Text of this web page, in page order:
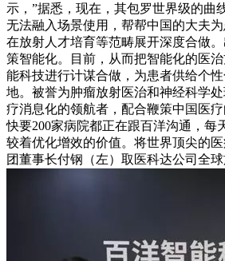
示，”据悉，现在，其包罗世界级的曲
无法融入场景使用，帮帮中国的大夫
在放射人才培育等范畴展开深度合做
策智能化。目前，从而把智能化的医
能科技进行计谋合做，为患者供给个
地。被誉为肿瘤放射医治和神经科学
疗消息化的领航者，配合鞭策中国医
快要200家病院都正在跟百洋沟通，每
较着优化增效的价值。将世界顶尖的
团董事长付钢（左）取医科达公司全